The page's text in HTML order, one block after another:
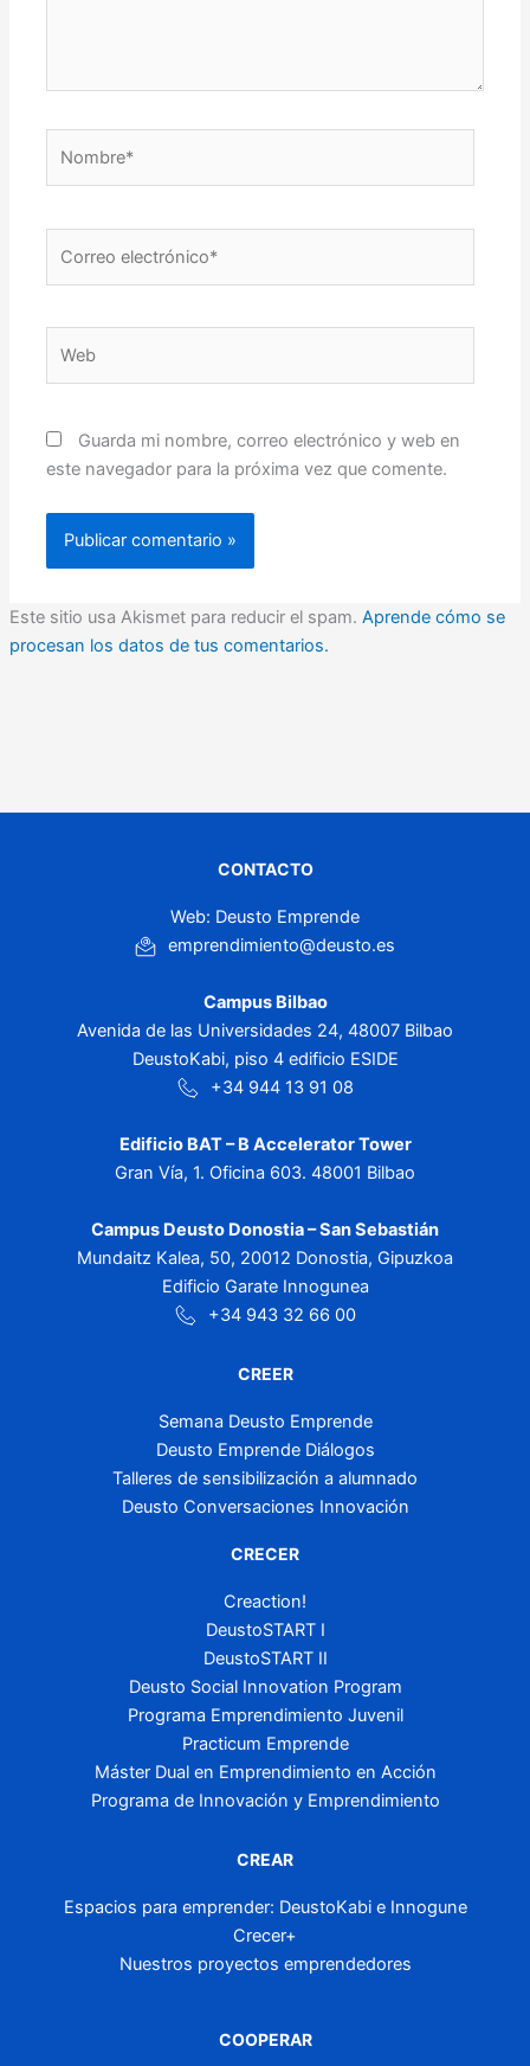
electrónico*
Guarda mi nombre, correo electrónico y web en
este navegador para la próxima vez que comente.
Este sitio usa Akismet para reducir el spam. Aprende cómo se
procesan los datos de tus comentarios.
CONTACTO
Web: Deusto Emprende
emprendimiento@deusto.es
Campus Bilbao
Avenida de las Universidades 24, 48007 Bilbao
DeustoKabi, piso 4 edificio ESIDE
+34 944 13 91 08
Edificio BAT – B Accelerator Tower
Gran Vía, 1. Oficina 603. 48001 Bilbao
Campus Deusto Donostia – San Sebastián
Mundaitz Kalea, 50, 20012 Donostia, Gipuzkoa
Edificio Garate Innogunea
+34 943 32 66 00
CREER
Semana Deusto Emprende
Deusto Emprende Diálogos
Talleres de sensibilización a alumnado
Deusto Conversaciones Innovación
CRECER
Creaction!
DeustoSTART I
DeustoSTART II
Deusto Social Innovation Program
Programa Emprendimiento Juvenil
Practicum Emprende
Máster Dual en Emprendimiento en Acción
Programa de Innovación y Emprendimiento
CREAR
Espacios para emprender: DeustoKabi e Innogune
Crecer+
Nuestros proyectos emprendedores
COOPERAR